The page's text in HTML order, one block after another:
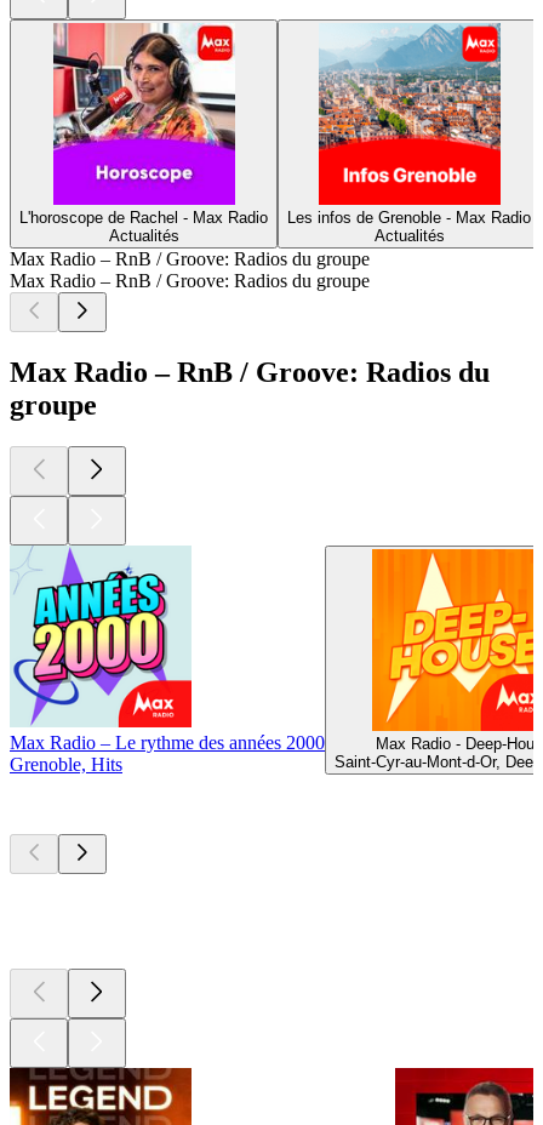
L'horoscope de Rachel - Max Radio
Actualités
Les infos de Grenoble - Max Radio
Actualités
Max Radio – RnB / Groove: Radios du groupe
Max Radio – RnB / Groove: Radios du groupe
Max Radio – RnB / Groove: Radios du
groupe
Max Radio – Le rythme des années 2000
Grenoble, Hits
Max Radio - Deep-
Saint-Cyr-au-Mont-d-Or,